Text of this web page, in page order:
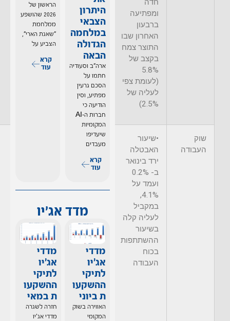
חדה
ומפתיעה
ברבעון
האחרון שבו
התוצר צמח
בקצב של
5.8%
(לעומת צפי
לעליה של
2.5%)
הקודם)
שוק
העבודה
•שיעור
האבטלה
ירד בינואר
ב- 0.2%
ועמד על
4.1%,
במקביל
לעליה קלה
בשיעור
ההשתתפות
בכוח
העבודה
•סך המשרות
במשק עלה
אלף משרות
•שיעור
האבטלה
בינואר ירד
בשיעור מתון
ועמד על
3.4%, במקביל
לעליה קלה
בשיעור
ההשתתפות
בכוח העבודה
6.6%
היתרון
הצבאי
במלחמה
הגדולה
הבאה
ארה"ב וסעודיה
חתמו על
הסכם גרעין
מפתיע, וסין
הודיעה כי
חברות ה–AI
המקומיות
שיעדיפו
מעבדים
קרא
עוד
הראשון של
2026 שהושפע
ממלחמת
"שאגת הארי",
הצביע על
קרא
עוד
מדד אג'יו
מדדי
אג'יו
לתיקי
ההשקעו
ת ביוני
האווירה בשוק
המקומי
מדדי
אג'יו
לתיקי
ההשקעו
ת במאי
חזרה לשגרה
מדדי אג'יו